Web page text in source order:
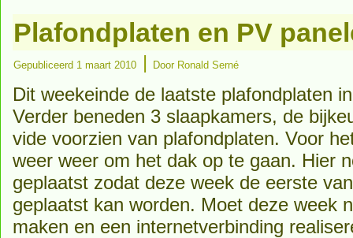
Plafondplaten en PV
Gepubliceerd 1 maart 2010 | Door Ronald Serné
Dit weekeinde de laatste plafondplaten
Verder beneden 3 slaapkamers, de
vide voorzien van plafondplaten. Voor
weer weer om het dak op te gaan. Hier
geplaatst zodat deze week de eerste
geplaatst kan worden. Moet deze week
maken en een internetverbinding